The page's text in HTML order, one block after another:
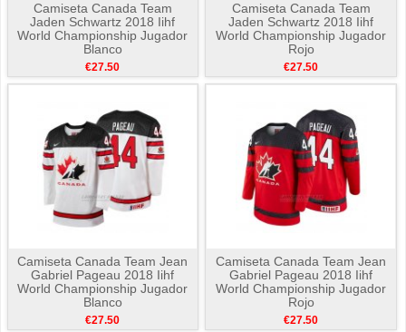
Camiseta Canada Team
Jaden Schwartz 2018 Iihf
World Championship Jugador
Blanco
€27.50
Camiseta Canada Team
Jaden Schwartz 2018 Iihf
World Championship Jugador
Rojo
€27.50
Camiseta Canada Team Jean
Gabriel Pageau 2018 Iihf
World Championship Jugador
Blanco
€27.50
Camiseta Canada Team Jean
Gabriel Pageau 2018 Iihf
World Championship Jugador
Rojo
€27.50